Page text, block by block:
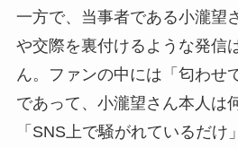
一方で、当事者である小瀧望
や交際を裏付けるような発信
ん。ファンの中には「匂わせ
であって、小瀧望さん本人は
「SNS上で騒がれているだけ